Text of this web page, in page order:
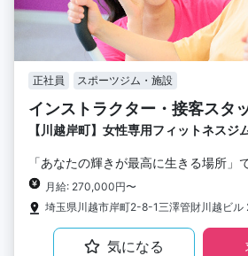
正社員 スポーツジム・施設
インストラクター・接客スタ
【川越岸町】女性専用フィットネスジ
「あなたの輝きが最高に生きる場所」
月給: 270,000円〜
埼玉県川越市岸町2-8-1三澤管財川越ビル
気になる